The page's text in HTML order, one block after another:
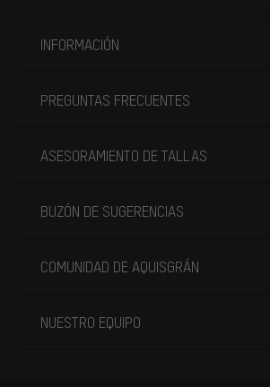
INFORMACIÓN
PREGUNTAS FRECUENTES
ASESORAMIENTO DE TALLAS
BUZÓN DE SUGERENCIAS
COMUNIDAD DE AQUISGRÁN
NUESTRO EQUIPO